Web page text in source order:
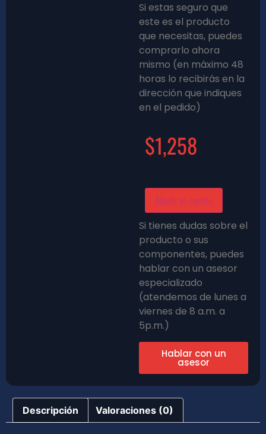
Si estas seguro que
este es el producto
que necesitas, puedes
comprarlo ahora
mismo (en máximo 48
horas lo recibirás en la
dirección que indiques
en el pedido)
$1,258
Añadir al carrito
Si tienes dudas sobre el
producto o sus
componentes, puedes
hablar con un asesor
especializado
(atendemos de lunes a
viernes de 8 a.m. a
5p.m.)
Hablar con un
asesor
Descripción Valoraciones (0)